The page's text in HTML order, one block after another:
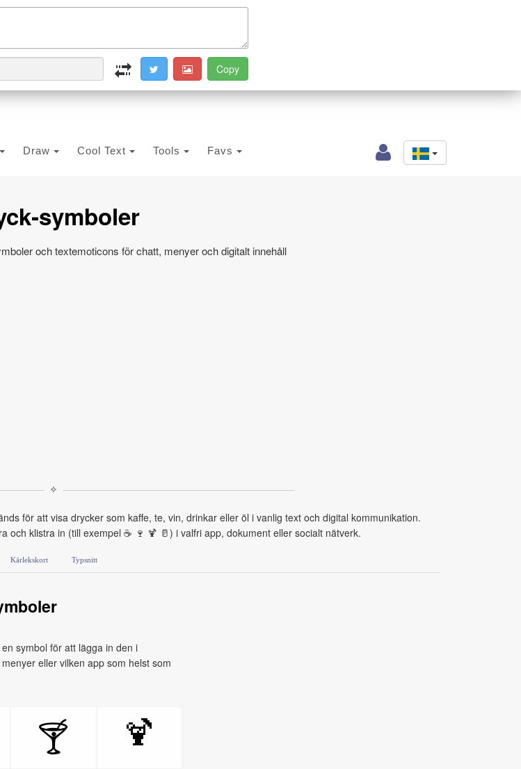
Draw Cool Text Tools Favs
och textemoticons för chatt, menyer och digitalt innehåll
✧
för att visa drycker som kaffe, te, vin, drinkar eller öl i vanlig text och digital kommunikation.
klistra in (till exempel ☕ 🍷 🍹 🥛) i valfri app, dokument eller socialt nätverk.
Kärlekskort Typsnitt
symbol för att lägga in den i
eller vilken app som helst som
🍸
🍹